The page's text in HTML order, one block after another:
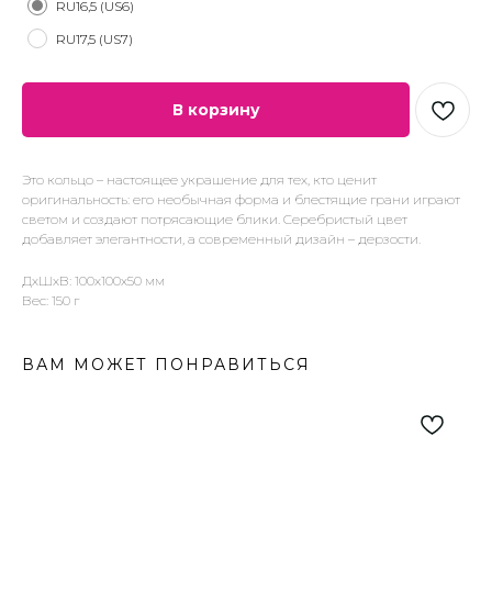
RU16,5 (US6)
RU17,5 (US7)
В корзину
Это кольцо – настоящее украшение для тех, кто ценит
оригинальность: его необычная форма и блестящие грани играют
светом и создают потрясающие блики. Серебристый цвет
добавляет элегантности, а современный дизайн – дерзости.
ДxШxВ: 100x100x50 мм
Вес: 150 г
ВАМ МОЖЕТ ПОНРАВИТЬСЯ